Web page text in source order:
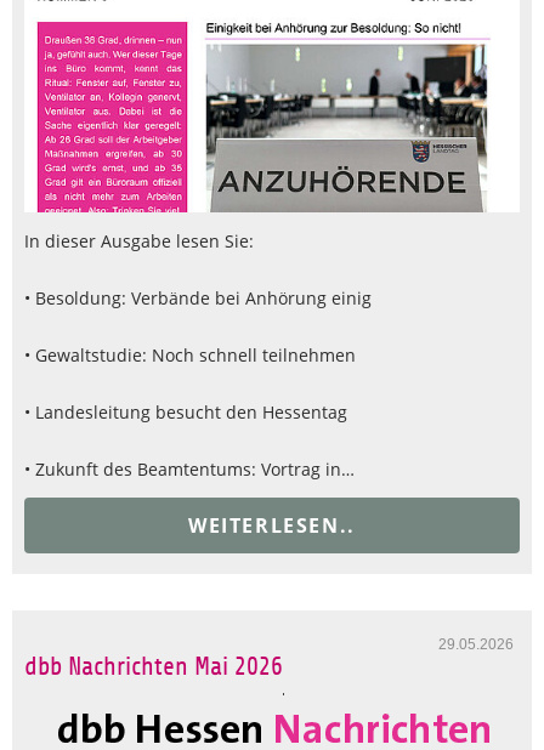
In dieser Ausgabe lesen Sie:
• Besoldung: Verbände bei Anhörung einig
• Gewaltstudie: Noch schnell teilnehmen
• Landesleitung besucht den Hessentag
• Zukunft des Beamtentums: Vortrag in…
WEITERLESEN..
29.05.2026
dbb Nachrichten Mai 2026